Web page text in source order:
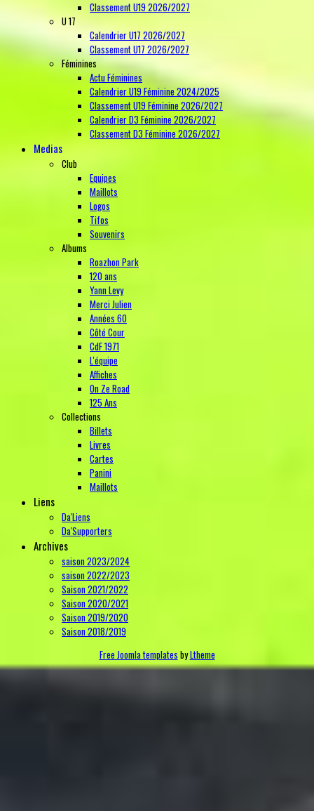
Classement U19 2026/2027
U 17
Calendrier U17 2026/2027
Classement U17 2026/2027
Féminines
Actu Féminines
Calendrier U19 Féminine 2024/2025
Classement U19 Féminine 2026/2027
Calendrier D3 Féminine 2026/2027
Classement D3 Féminine 2026/2027
Medias
Club
Equipes
Maillots
Logos
Tifos
Souvenirs
Albums
Roazhon Park
120 ans
Yann Levy
Merci Julien
Années 60
Côté Cour
CdF 1971
L'équipe
Affiches
On Ze Road
125 Ans
Collections
Billets
Livres
Cartes
Panini
Maillots
Liens
Da'Liens
Da'Supporters
Archives
saison 2023/2024
saison 2022/2023
Saison 2021/2022
Saison 2020/2021
Saison 2019/2020
Saison 2018/2019
Free Joomla templates byLtheme